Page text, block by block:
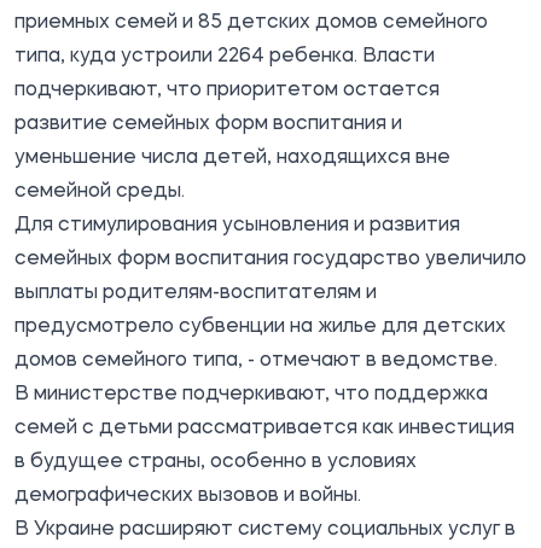
приемных семей и 85 детских домов семейного
типа, куда устроили 2264 ребенка. Власти
подчеркивают, что приоритетом остается
развитие семейных форм воспитания и
уменьшение числа детей, находящихся вне
семейной среды.
Для стимулирования усыновления и развития
семейных форм воспитания государство увеличило
выплаты родителям-воспитателям и
предусмотрело субвенции на жилье для детских
домов семейного типа, - отмечают в ведомстве.
В министерстве подчеркивают, что поддержка
семей с детьми рассматривается как инвестиция
в будущее страны, особенно в условиях
демографических вызовов и войны.
В Украине расширяют систему социальных услуг в